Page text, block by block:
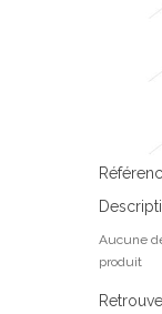
Aucune
produit